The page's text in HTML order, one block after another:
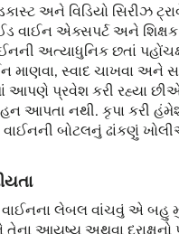
અને વિડિયો સિરીઝ
વાઈન એક્સપર્ટ અને શિક્ષક
અત્યાધુનિક છતાં
સ્વાદ ચાખવા અને
આપણે પ્રવેશ કરી રહ્યા
આપતા નથી. કૃપા કરી
વાઈનની બોટલનું ઢાંકણું
લેબલ વાંચવું એ બહુ
આયુષ્ય અથવા દ્રાક્ષનો